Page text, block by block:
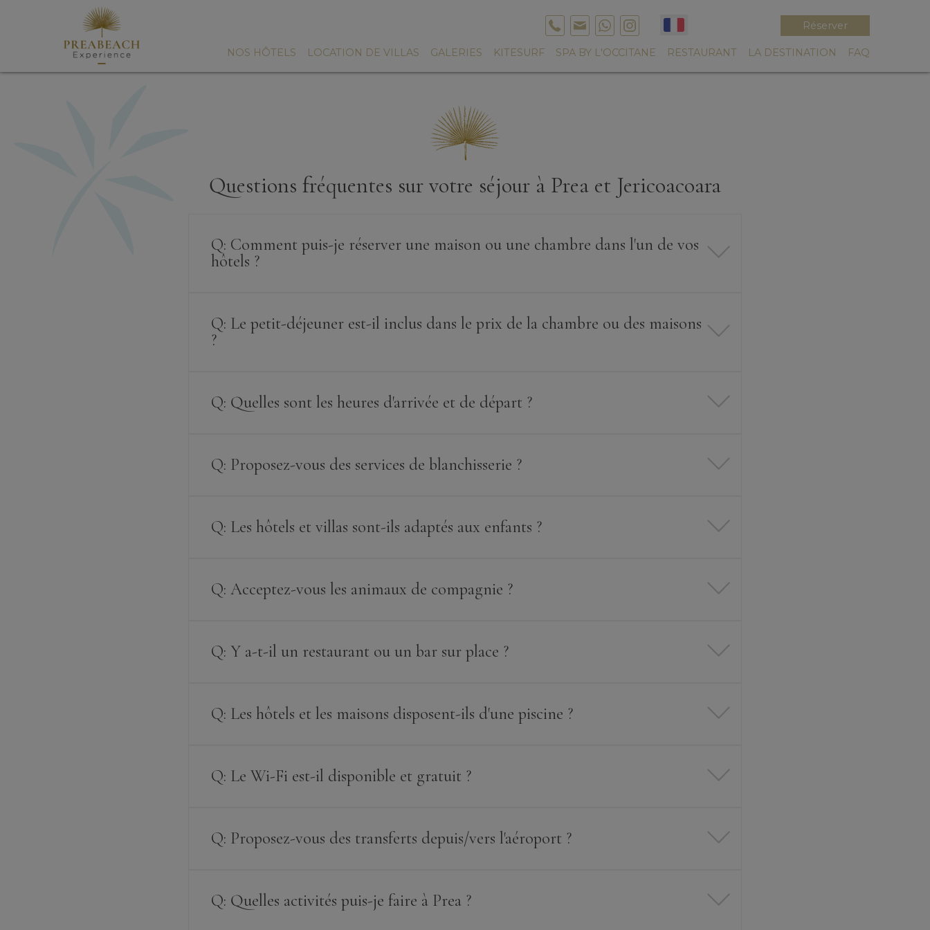
Réserver
NOS HÔTELS LOCATION DE VILLAS GALERIES KITESURF SPA BY L'OCCITANE RESTAURANT LA DESTINATION FAQ
Questions fréquentes sur votre séjour à Prea et Jericoacoara
Q: Comment puis-je réserver une maison ou une chambre dans l'un de vos
hôtels ?
Q: Le petit-déjeuner est-il inclus dans le prix de la chambre ou des maisons
?
Q: Quelles sont les heures d'arrivée et de départ ?
Q: Proposez-vous des services de blanchisserie ?
Q: Les hôtels et villas sont-ils adaptés aux enfants ?
Q: Acceptez-vous les animaux de compagnie ?
Q: Y a-t-il un restaurant ou un bar sur place ?
Q: Les hôtels et les maisons disposent-ils d'une piscine ?
Q: Le Wi-Fi est-il disponible et gratuit ?
Q: Proposez-vous des transferts depuis/vers l'aéroport ?
Q: Quelles activités puis-je faire à Prea ?